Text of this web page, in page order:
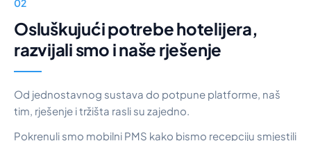
02
Osluškujući potrebe hotelijera,
razvijali smo i naše rješenje
Od jednostavnog sustava do potpune platforme, naš
tim, rješenje i tržišta rasli su zajedno.
Pokrenuli smo mobilni PMS kako bismo recepciju smjestili